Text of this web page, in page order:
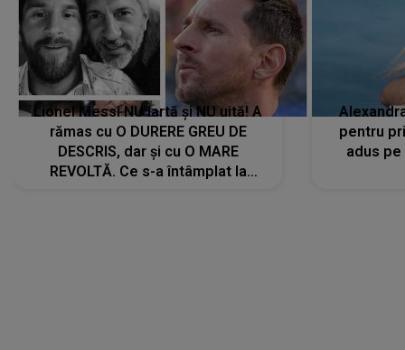
Lionel Messi NU iartă și NU uită! A
rămas cu O DURERE GREU DE
DESCRIS, dar și cu O MARE
REVOLTĂ. Ce s-a întâmplat la
pentru
adus